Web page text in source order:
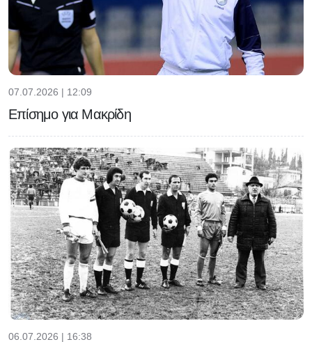
07.07.2026 | 12:09
Επίσημο για Μακρίδη
06.07.2026 | 16:38